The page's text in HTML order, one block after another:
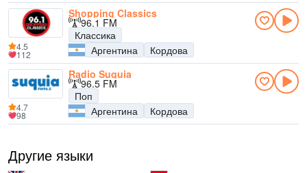
Shopping Classics
96.1 FM
Классика
Аргентина
Кордова
4.5
112
Radio Suquia
96.5 FM
Поп
Аргентина
Кордова
4.7
98
Другие языки